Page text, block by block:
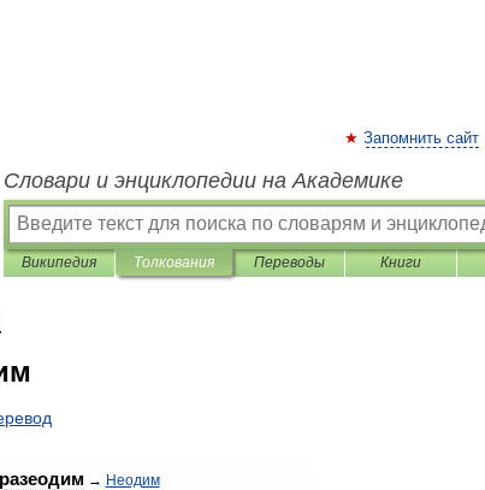
Запомнить сайт
Словари и энциклопедии на Академике
Википедия Толкования Переводы Книги
→ Неодим